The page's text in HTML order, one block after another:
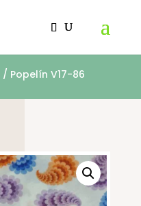
/ Popelín V17-86